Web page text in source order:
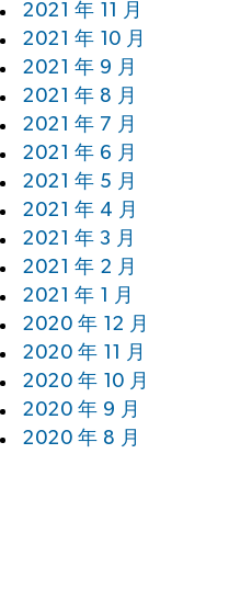
2021 年 11 月
2021 年 10 月
2021 年 9 月
2021 年 8 月
2021 年 7 月
2021 年 6 月
2021 年 5 月
2021 年 4 月
2021 年 3 月
2021 年 2 月
2021 年 1 月
2020 年 12 月
2020 年 11 月
2020 年 10 月
2020 年 9 月
2020 年 8 月